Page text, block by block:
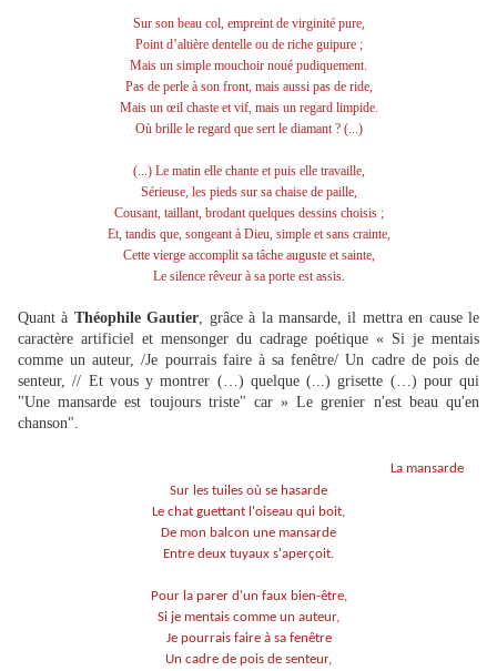
Sur son beau col, empreint de virginité pure,
Point d’altière dentelle ou de riche guipure ;
Mais un simple mouchoir noué pudiquement.
Pas de perle à son front, mais aussi pas de ride,
Mais un œil chaste et vif, mais un regard limpide.
Où brille le regard que sert le diamant ? (...)
(...) Le matin elle chante et puis elle travaille,
Sérieuse, les pieds sur sa chaise de paille,
Cousant, taillant, brodant quelques dessins choisis ;
Et, tandis que, songeant à Dieu, simple et sans crainte,
Cette vierge accomplit sa tâche auguste et sainte,
Le silence rêveur à sa porte est assis.
Quant à Théophile Gautier , grâce à la mansarde, il mettra en cause le
caractère artificiel et mensonger du cadrage poétique « Si je mentais
comme un auteur, /Je pourrais faire à sa fenêtre/ Un cadre de pois de
senteur, // Et vous y montrer (…) quelque (...) grisette (…) pour qui
"Une mansarde est toujours triste" car » Le grenier n'est beau qu'en
chanson".
La mansarde
Sur les tuiles où se hasarde
Le chat guettant l'oiseau qui boit,
De mon balcon une mansarde
Entre deux tuyaux s'aperçoit.
Pour la parer d'un faux bien-être,
Si je mentais comme un auteur,
Je pourrais faire à sa fenêtre
Un cadre de pois de senteur,